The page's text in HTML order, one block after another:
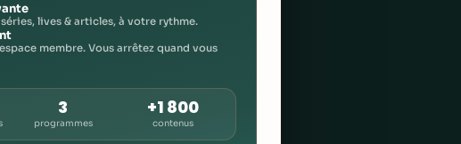
lives & articles, à votre rythme.
membre. Vous arrêtez quand vous
3
programmes
+1 800
contenus